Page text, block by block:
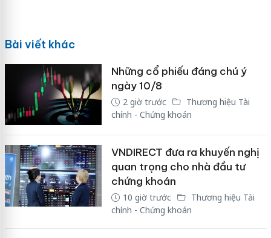
Bài viết khác
Những cổ phiếu đáng chú ý
ngày 10/8
2 giờ trước
Thương hiệu Tài
chính - Chứng khoán
VNDIRECT đưa ra khuyến nghị
quan trọng cho nhà đầu tư
chứng khoán
10 giờ trước
Thương hiệu Tài
chính - Chứng khoán